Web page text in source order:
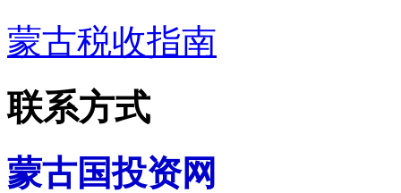
蒙古税收指南
联系方式
蒙古国投资网